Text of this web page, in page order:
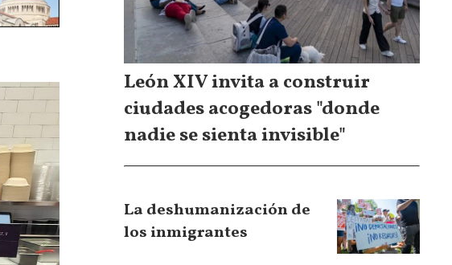
León XIV invita a construir
ciudades acogedoras "donde
nadie se sienta invisible"
La deshumanización de
los inmigrantes